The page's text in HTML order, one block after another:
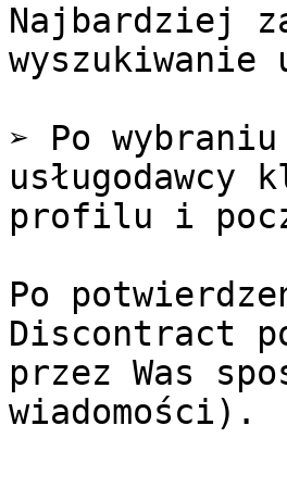
Najbardziej
wyszukiwanie
➢ Po
profilu i
Po
Discontract
przez Was